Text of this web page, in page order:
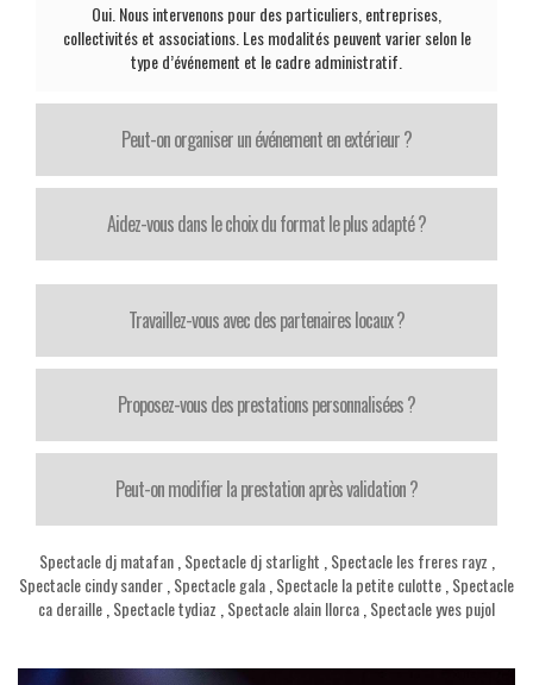
Oui. Nous intervenons pour des particuliers, entreprises,
collectivités et associations. Les modalités peuvent varier selon le
type d’événement et le cadre administratif.
Peut-on organiser un événement en extérieur ?
Aidez-vous dans le choix du format le plus adapté ?
Travaillez-vous avec des partenaires locaux ?
Proposez-vous des prestations personnalisées ?
Peut-on modifier la prestation après validation ?
Spectacle dj matafan, Spectacle dj starlight Spectacle les freres rayz
Spectacle cindy sander Spectacle gala Spectacle la petite culotte Spectacle
ca deraille Spectacle tydiaz Spectacle alain llorca Spectacle yves pujol